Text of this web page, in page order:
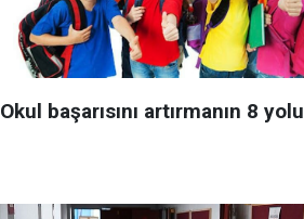
Okul başarısını artırmanın 8 yolu